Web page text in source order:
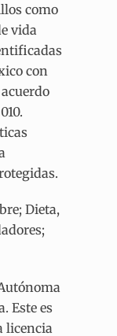
como
vida
con
Dieta,
Este es
licencia